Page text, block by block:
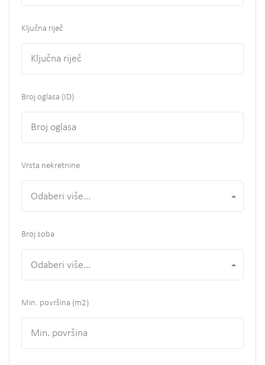
Ključna riječ
Broj oglasa (ID)
Vrsta nekretnine
Odaberi više...
Broj soba
Odaberi više...
Min. površina (m2)